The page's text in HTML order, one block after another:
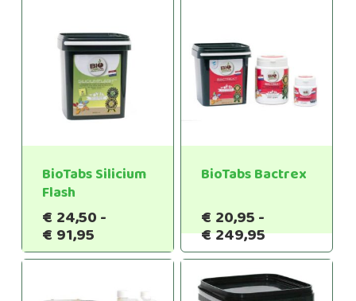
BioTabs Silicium
Flash
€ 24,50-
€ 91,95Prijsklasse:
€24,50
€91,95
BioTabs Bactrex
€ 20,95-
€249,95Prijsklasse:
€20,95
tot
€249,95